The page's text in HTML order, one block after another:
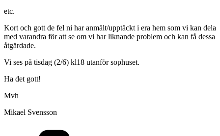
etc.
Kort och gott de fel ni har anmält/upptäckt i era hem som vi kan dela
med varandra för att se om vi har liknande problem och kan få dessa
åtgärdade.
Vi ses på tisdag (2/6) kl18 utanför sophuset.
Ha det gott!
Mvh
Mikael Svensson